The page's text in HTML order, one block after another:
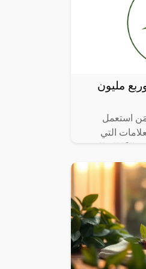
مليون
مَن استعمل
التي